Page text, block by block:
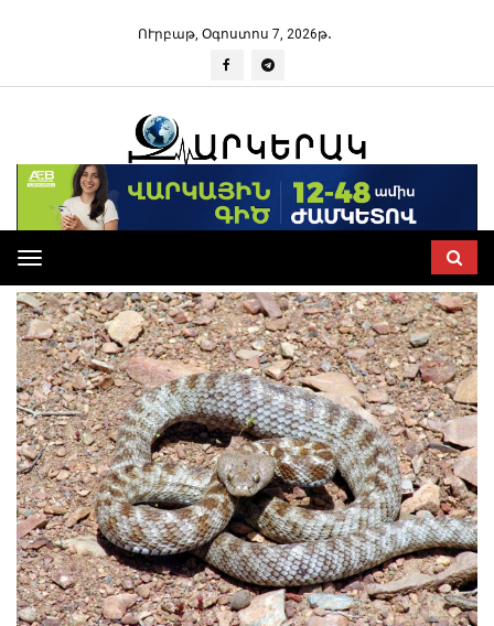
ՈՒրբաթ, Օգոստոս 7, 2026թ․
Toggle
navigation